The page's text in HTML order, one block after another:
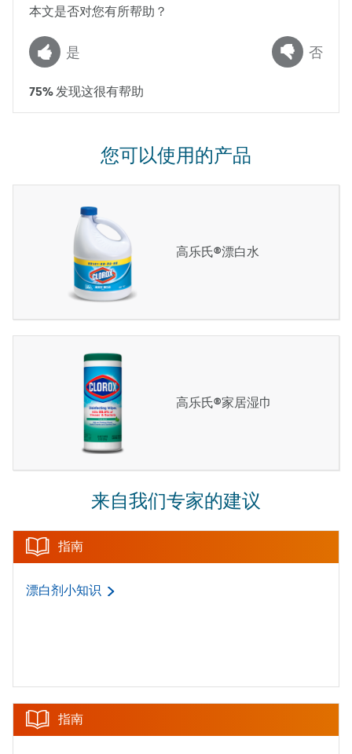
本文是否对您有所帮助？
是 否
75% 发现这很有帮助
您可以使用的产品
高乐氏®漂白水
高乐氏®家居湿巾
来自我们专家的建议
指南
漂白剂小知识
指南